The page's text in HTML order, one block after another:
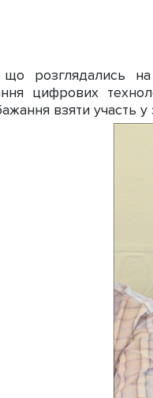
розглядались на
цифрових
взяти участь у